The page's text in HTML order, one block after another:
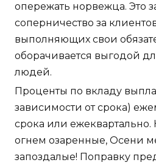
опережать норвежца. Это
соперничество за
выполняющих свои
оборачивается выгодой
людей.
Проценты по вкладу
зависимости от срока)
срока или
огнем озаренные, Осени
запоздалые! Поправку